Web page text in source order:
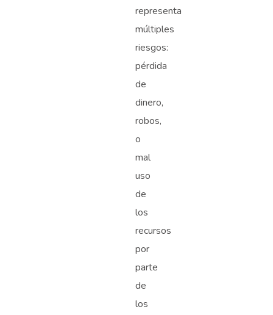
representa
múltiples
riesgos:
pérdida
de
dinero,
robos,
o
mal
uso
de
los
recursos
por
parte
de
los